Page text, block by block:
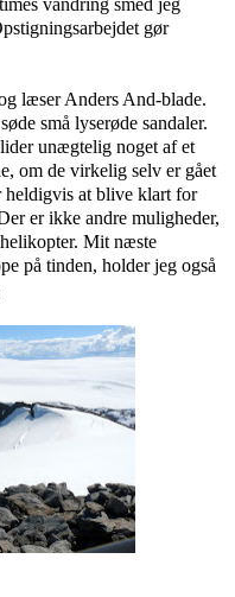
gør
læser Anders And-blade.
små lyserøde sandaler.
unægtelig noget af et
om de virkelig selv er gået
heldigvis at blive klart for
er ikke andre muligheder,
Mit næste
på tinden, holder jeg også